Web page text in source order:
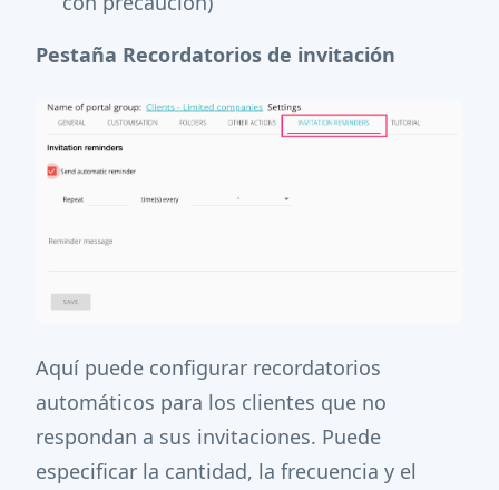
Pestaña Recordatorios de invitación
Aquí puede configurar recordatorios
automáticos para los clientes que no
respondan a sus invitaciones. Puede
especificar la cantidad, la frecuencia y el